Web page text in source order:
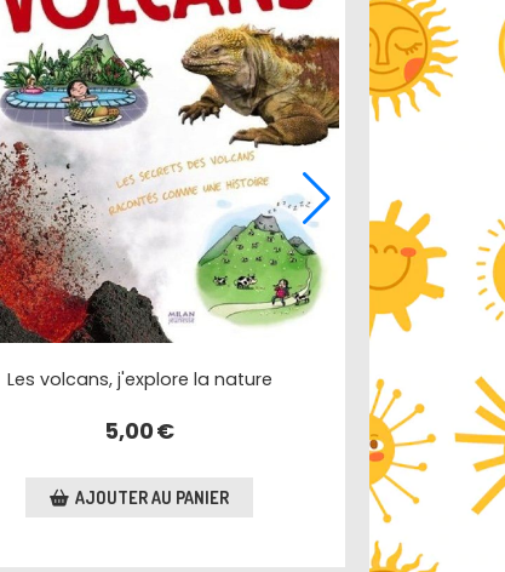
Les volcans, j'explore la nature
5,00€
AJOUTER AU PANIER